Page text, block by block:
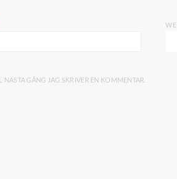
GÅNG JAG SKRIVER EN KOMMENTAR.